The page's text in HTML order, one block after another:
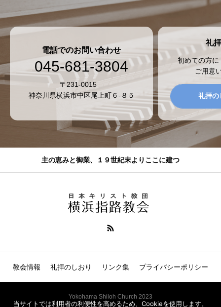
電話でのお問い合わせ
045-681-3804
〒231-0015
神奈川県横浜市中区尾上町６-８５
礼
初めての方
ご用意
礼拝の
主の恵みと御業、１９世紀末よりここに建つ
教会情報 礼拝のしおり リンク集 プライバシーポリシー
Yokohama Shiloh Church 2023
当サイトでは利用者の利便性を高めるため、Cookieを使用します。